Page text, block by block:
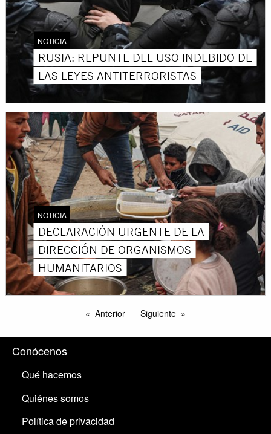
NOTICIA
RUSIA: REPUNTE DEL USO INDEBIDO DE
LAS LEYES ANTITERRORISTAS
NOTICIA
DECLARACIÓN URGENTE DE LA
DIRECCIÓN DE ORGANISMOS
HUMANITARIOS
Anterior Siguiente
Conócenos
Qué hacemos
Quiénes somos
Política de privacidad